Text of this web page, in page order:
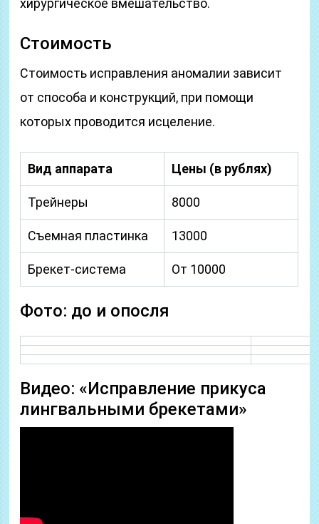
хирургическое вмешательство.
Стоимость
Стоимость исправления аномалии зависит
от способа и конструкций, при помощи
которых проводится исцеление.
Вид аппарата Цены (в рублях)
Трейнеры 8000
Съемная пластинка 13000
Брекет-система От 10000
Фото: до и опосля
Видео: «Исправление прикуса
лингвальными брекетами»